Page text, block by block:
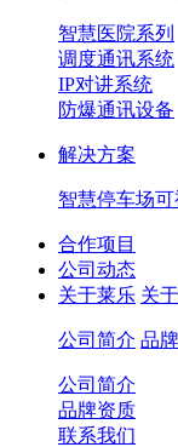
智慧医院系列
调度通讯系统
IP对讲系统
防爆通讯设备
解决方案
智慧停车场
合作项目
公司动态
关于莱乐 关
公司简介 品
公司简介
品牌资质
联系我们